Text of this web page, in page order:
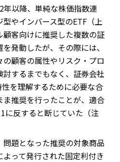
年以降、単純な株価指数連
やインバース型のETF（上
客向けに推奨した複数の証
発動したが、その際には、
顧客の属性やリスク・プロ
するまでもなく、証券会社
を理解するために必要な合
推奨を行ったことが、適合
に反すると断じていた（注
題となった推奨の対象商品
って発行された固定利付き